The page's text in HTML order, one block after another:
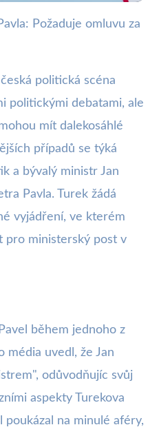
omluvu od
za kritiku
Barbora Černá
Požaduje omluvu za
politická scéna
politickými debatami, ale
mít dalekosáhlé
případů se týká
a bývalý ministr Jan
Pavla. Turek žádá
vyjádření, ve kterém
pro ministerský post v
během jednoho z
média uvedl, že Jan
odůvodňujíc svůj
aspekty Turekova
na minulé aféry,